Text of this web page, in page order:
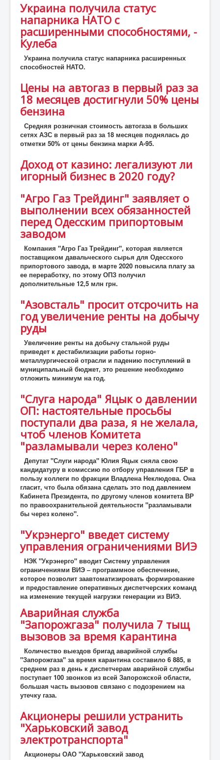
Происшествия
UA
ENG
DE
PL
Украина получила статус
напарника НАТО с
расширенными способностями, -
Кулеба
Украина получила статус напарника расширенных
способностей НАТО.
Цены на автогаз в первый раз за
18 месяцев достигнули 50% цены
бензина
Средняя розничная стоимость автогаза в больших
сетях АЗС в первый раз за 18 месяцев поднялась до
отметки 50% от цены бензина марки А-95.
Доход от казино: легализуют ли
игорный бизнес в 2020 году?
"Агро Газ Трейдинг" заявляет о
выполнении всех обязанностей
перед Одесским припортовым
заводом
Компания "Агро Газ Трейдинг", которая является
поставщиком давальческого сырья для Одесского
припортового завода, в марте 2020 повысила плату за
ее переработку, по этому ОПЗ получил
дополнительные 12,5 млн грн.
"Азовсталь" просит отсрочить на
год увеличение ренты на добычу
руды
Увеличение ренты на добычу стальной руды
приведет к дестабилизации работы горно-
металлургической отрасли и падению поступлений в
муниципальный бюджет, это решение необходимо
отложить минимум на год.
"Слуга народа" Яцык о давлении
ОП: настоятельные просьбы
поступали два раза, я не желала,
чтоб членов Комитета
"разламывали через колено"
Депутат "Слуги народа" Юлия Яцык сняла свою
кандидатуру в комиссию по отбору управления ГБР в
пользу коллеги по фракции Владлена Неклюдова. Она
гласит, что была обязана сделать это под давлением
Кабинета Президента, по другому членов комитета ВР
по правоохранительной деятельности "разламывали
бы через колено".
"Укрэнерго" введет систему
управления ограничениями ВИЭ
НЭК "Укрэнерго" вводит Систему управления
ограничениями ВИЭ – программное обеспечение,
которое позволит заавтоматизировать формирование
и предоставление оперативных диспетчерских команд
на изменение текущей нагрузки генерации из ВИЭ.
Аварийная служба
"Запорожгаза" получила 7 тыщ
вызовов за время карантина
Количество выездов бригад аварийной службы
"Запорожгаза" за время карантина составило 6 885, в
среднем раз в день к диспетчерам аварийной службы
поступает 100 звонков из всей Запорожской области,
большая часть вызовов связано с подозрением на
утечку газа.
Акционеры решили устранить
"Харьковский завод
электротранспорта"
Акционеры ОАО "Харьковский завод